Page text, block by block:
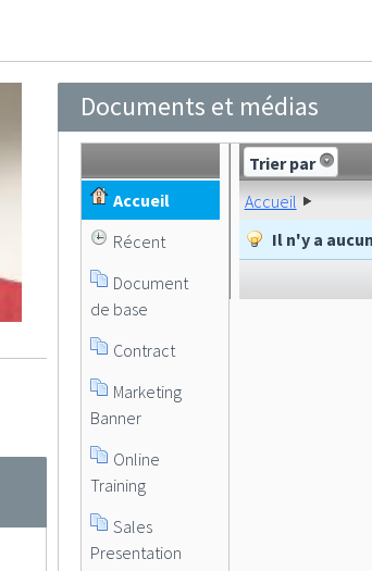
Documents et médias
Accueil
Récent
Document
de base
Contract
Marketing
Banner
Online
Training
Sales
Presentation
Trier par
Accueil
Il n'y a